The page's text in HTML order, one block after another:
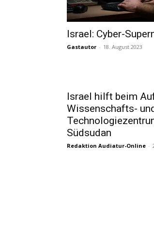
Israel: Cyber-
Gastautor - 18. August 2023
Israel hilft beim
Wissenschafts-
Südsudan
Redaktion Audiatur-Online -